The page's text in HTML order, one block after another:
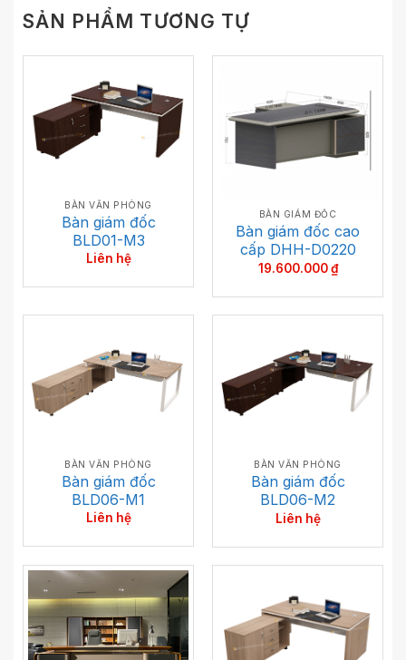
SẢN PHẨM TƯƠNG TỰ
BÀN VĂN PHÒNG
Bàn giám đốc
BLD01-M3
Liên hệ
BÀN GIÁM ĐỐC
Bàn giám đốc cao
cấp DHH-D0220
19.600.000₫
BÀN VĂN PHÒNG
Bàn giám đốc
BLD06-M1
Liên hệ
BÀN VĂN PHÒNG
Bàn giám đốc
BLD06-M2
Liên hệ